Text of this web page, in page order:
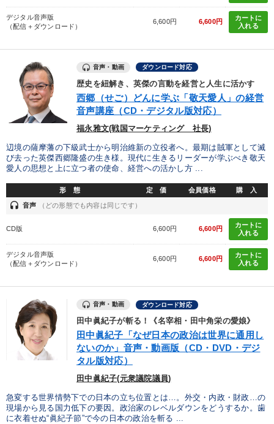
デジタル音声版
（配信＋ダウンロード）
6,600円 6,600円
カートに
入れる
音声・動画 ダウンロード対応
歴史を紐解き、英傑の言動を経営と人生に活かす
西郷（せご）どんに学ぶ「敬天愛人」の経営
音声講座（CD・デジタル版対応）
福永雅文(戦国マーケティング 社長)
辺境の薩摩藩の下級武士から明治維新の立役者へ。最期は賊軍として滅
び去った英傑西郷隆盛の生き様。現代に生きるリーダーが学ぶべき敬天
愛人の思想と上に立つ者の使命、経営への活かし方 ...
形 態 定 価 会員価格 購 入
headset 音声 （どの形態でも内容は同じです）
CD版 6,600円 6,600円
カートに
入れる
デジタル音声版
（配信＋ダウンロード）
6,600円 6,600円
カートに
入れる
音声・動画 ダウンロード対応
田中眞紀子が斬る！《名宰相・田中角栄の愛娘》
田中眞紀子「なぜ日本の政治は世界に通用し
ないのか」音声・動画版（CD・DVD・デジ
タル版対応）
田中眞紀子(元衆議院議員)
急変する世界情勢下での日本の立ち位置とは…。外交・内政・財政…の
現場から見る国力低下の要因。政治家のレベルダウンをどうするか。歯
に衣着せぬ“眞紀子節”で今の日本の政治を斬る ...